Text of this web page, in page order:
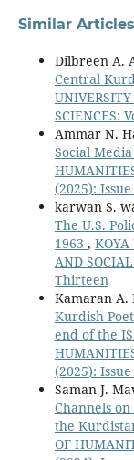
Similar Articles
Dilbreen A.
Central
SCIENCES:
Ammar N.
Social Media
(2025):
karwan S.
The U.S.
1963 , KOYA
AND
Thirteen
Kamaran A.
Kurdish
end of the
(2025):
Saman J.
Channels
the
OF